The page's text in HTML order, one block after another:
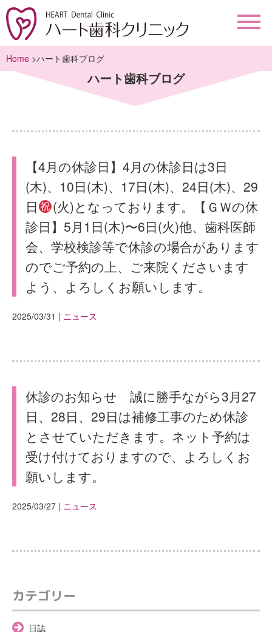
Home >ハート歯科ブログ
ハート歯科ブログ
【4月の休診日】4月の休診日は3日
(木)、10日(木)、17日(木)、24日(木)、29
日
(火)となっております。【ＧＷの休
診日】5月1日(木)〜6日(火)他、歯科医師
会、学校検診等で休診の場合があります
のでご予約の上、ご来院くださいます
よう、よろしくお願いします。
2025/03/31 | ニュース
休診のお知らせ 誠に勝手ながら3月27
日、28日、29日は補修工事のため休診
とさせていただきます。ネット予約は
受け付けておりますので、よろしくお
願いします。
2025/03/27 | ニュース
カテゴリー
日誌